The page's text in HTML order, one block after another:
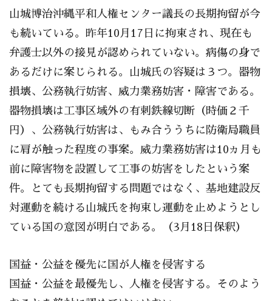
山城博治沖縄平和人権センター議長の長期拘留が今
も続いている。昨年10月17日に拘束され、現在も
弁護士以外の接見が認められていない。病傷の身で
あるだけに案じられる。山城氏の容疑は３つ。器物
損壊、公務執行妨害、威力業務妨害・障害である。
器物損壊は工事区域外の有刺鉄線切断（時価２千
円）、公務執行妨害は、もみ合ううちに防衛局職員
に肩が触った程度の事案。威力業務妨害は10ヵ月も
前に障害物を設置して工事の妨害をしたという案
件。とても長期拘留する問題ではなく、基地建設反
対運動を続ける山城氏を拘束し運動を止めようとし
ている国の意図が明白である。（3月18日保釈）
国益・公益を優先に国が人権を侵害する
国益・公益を最優先し、人権を侵害する。そのよう